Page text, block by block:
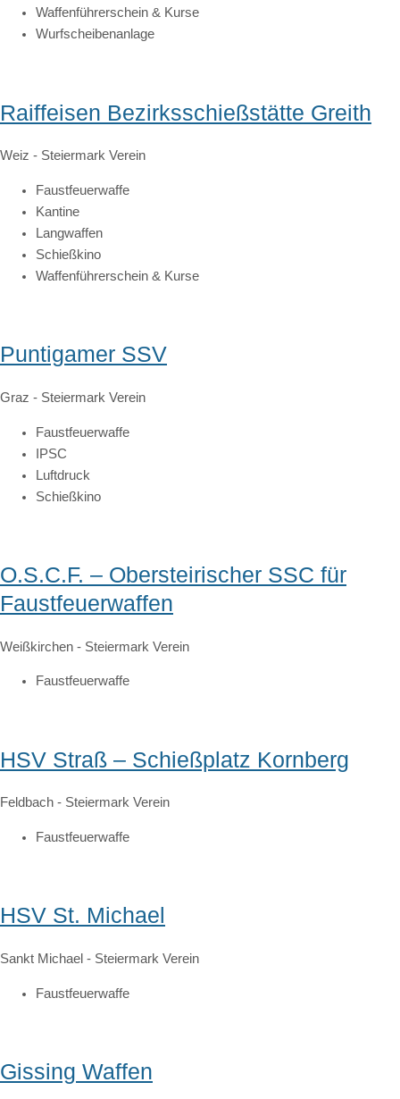
Waffenführerschein & Kurse
Wurfscheibenanlage
Raiffeisen Bezirksschießstätte Greith
Weiz - Steiermark Verein
Faustfeuerwaffe
Kantine
Langwaffen
Schießkino
Waffenführerschein & Kurse
Puntigamer SSV
Graz - Steiermark Verein
Faustfeuerwaffe
IPSC
Luftdruck
Schießkino
O.S.C.F. – Obersteirischer SSC für
Faustfeuerwaffen
Weißkirchen - Steiermark Verein
Faustfeuerwaffe
HSV Straß – Schießplatz Kornberg
Feldbach - Steiermark Verein
Faustfeuerwaffe
HSV St. Michael
Sankt Michael - Steiermark Verein
Faustfeuerwaffe
Gissing Waffen